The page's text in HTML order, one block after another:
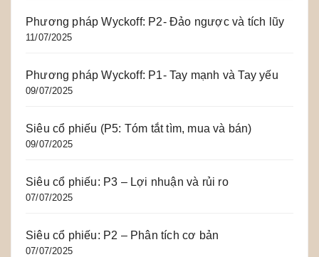
Phương pháp Wyckoff: P2- Đảo ngược và tích lũy
11/07/2025
Phương pháp Wyckoff: P1- Tay mạnh và Tay yếu
09/07/2025
Siêu cổ phiếu (P5: Tóm tắt tìm, mua và bán)
09/07/2025
Siêu cổ phiếu: P3 – Lợi nhuận và rủi ro
07/07/2025
Siêu cổ phiếu: P2 – Phân tích cơ bản
07/07/2025